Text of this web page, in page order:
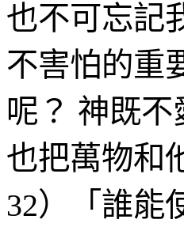
也不可忘記
不害怕的重
呢？ 神既不
也把萬物和
32）
「誰